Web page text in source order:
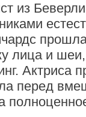
из
лица и
Актриса
перед